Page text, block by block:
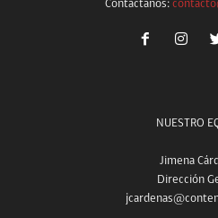
Contáctanos:
NUESTRO
Jimena
Dirección